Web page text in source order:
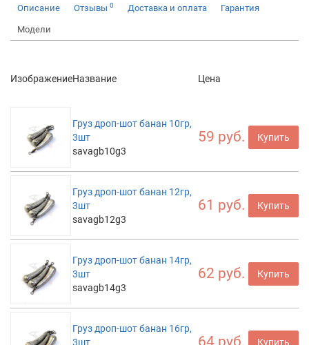
Описание Отзывы 0 Доставка и оплата Гарантия
Модели
ИзображениеНазвание Цена
Груз дроп-шот банан 10гр,
3шт
savagb10g3
59 руб. Купить
Груз дроп-шот банан 12гр,
3шт
savagb12g3
61 руб. Купить
Груз дроп-шот банан 14гр,
3шт
savagb14g3
62 руб. Купить
Груз дроп-шот банан 16гр,
3шт
64 руб. Купить